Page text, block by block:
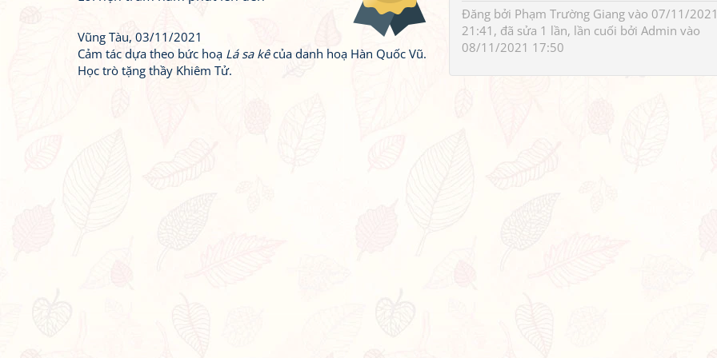
Đăng bởi Phạm Trường Giang vào 07/11/
21:41, đã sửa 1 lần, lần cuối bởi Admin vào
08/11/2021 17:50
Vũng Tàu, 03/11/2021
Cảm tác dựa theo bức hoạ Lá sa kêcủa danh hoạ Hàn Quốc Vũ.
Học trò tặng thầy Khiêm Tử.